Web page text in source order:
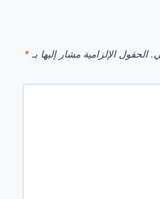
الحقول الإلزامية مشار إليها بـ *